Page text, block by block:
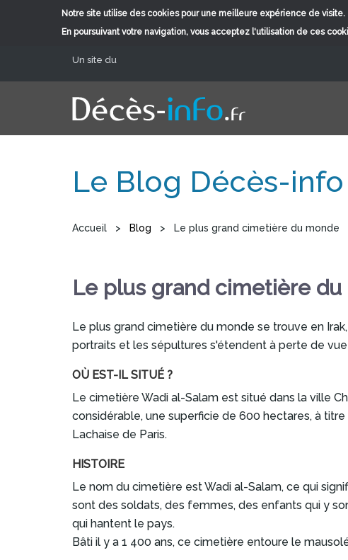
Notre site utilise des cookies pour une meilleure expérience de visite.
En poursuivant votre navigation, vous acceptez l'utilisation de ces
Aller au contenu principal
Un site du
Le Blog Décès-info
Vous êtes ici
Accueil > Blog > Le plus grand cimetière du monde
Le plus grand cimetière
Le plus grand cimetière du monde se trouve en
portraits et les sépultures s'étendent à perte de
OÙ EST-IL SITUÉ ?
Le cimetière Wadi al-Salam est situé dans la ville
considérable, une superficie de 600 hectares, à
Lachaise de Paris.
HISTOIRE
Le nom du cimetière est Wadi al-Salam, ce qui
sont des soldats, des femmes, des enfants qui y
qui hantent le pays.
Bâti il y a 1 400 ans, ce cimetière entoure le